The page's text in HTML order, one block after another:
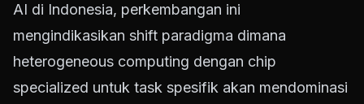
AI di Indonesia, perkembangan ini
mengindikasikan shift paradigma dimana
heterogeneous computing dengan chip
specialized untuk task spesifik akan mendominasi